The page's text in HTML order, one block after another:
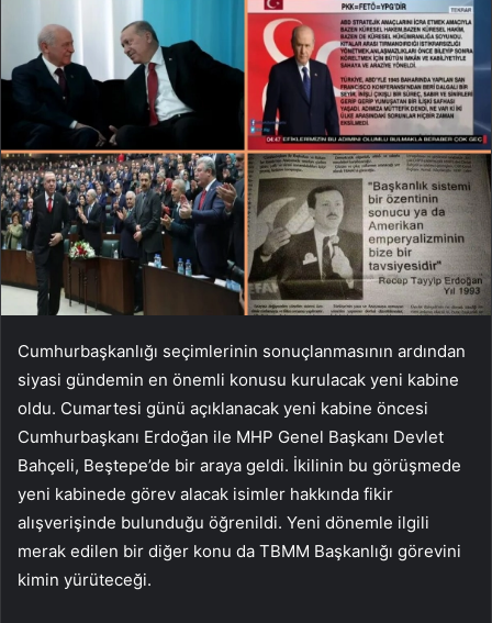
Cumhurbaşkanlığı seçimlerinin sonuçlanmasının ardından
siyasi gündemin en önemli konusu kurulacak yeni kabine
oldu. Cumartesi günü açıklanacak yeni kabine öncesi
Cumhurbaşkanı Erdoğan ile MHP Genel Başkanı Devlet
Bahçeli, Beştepe’de bir araya geldi. İkilinin bu görüşmede
yeni kabinede görev alacak isimler hakkında fikir
alışverişinde bulunduğu öğrenildi. Yeni dönemle ilgili
merak edilen bir diğer konu da TBMM Başkanlığı görevini
kimin yürüteceği.